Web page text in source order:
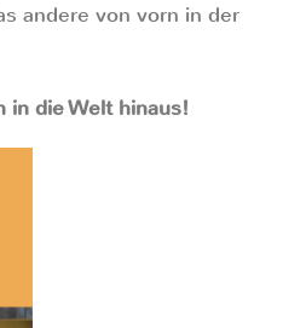
andere von vorn in der
in die Welt hinaus!